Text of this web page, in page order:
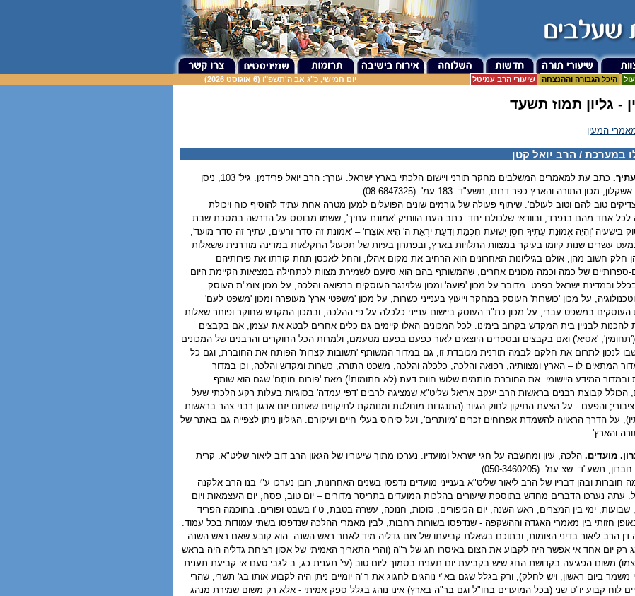
יום חמישי, כ"ג אב ה'תשפ"ו (6 אוגוסט 2026) היכל הגבורה וההנצחה שיעורי הרב עמיטל
- גליון תמוז תשעד
המעין
במערכת / הרב יואל קטן
כתב עת למאמרים המשלבים מחקר תורני ויישום הלכתי בארץ ישראל. עורך: הרב יואל פרידמן. גיל' 103, ניסן
מכון התורה והארץ כפר דרום, תשע"ד. 183 עמ'. (08-6847325)
טוב להם וטוב לעולם'. שיתוף פעולה של גורמים שונים הפועלים למען מטרה אחת עתיד להוסיף כוח ויכולת
לכל אחד מהם בנפרד, ובוודאי שלכולם יחד. כתב העת הוותיק 'אמונת עתיך', ששמו מבוסס על הדרשה במסכת שבת
בישעיה 'וְהָיָה אֱמוּנַת עִתֶּיךָ חֹסֶן יְשׁוּעֹת חָכְמַת וָדָעַת יִרְאַת ה' הִיא אוֹצָרוֹ' – 'אמונת זה סדר זרעים, עתיך זה סדר מועד',
עשרים שנות קיומו בעיקר במצוות התלויות בארץ, ובפתרון בעיות של תפעול החקלאות במדינה מודרנית ששאלות
חלק חשוב מהן; אולם בגיליונות האחרונים הוא הרחיב את מקום אהלו, והחל לאכסן תחת קורתו את פירותיהם
ספרותיים של כמה וכמה מכונים אחרים, שהמשותף בהם הוא סיועם לשמירת מצוות לכתחילה במציאות הקיימת היום
ובמדינת ישראל בפרט. מדובר על מכון 'פועה' ומכון שלזינגר העוסקים ברפואה והלכה, על מכון צומ"ת העוסק
על מכון 'כושרות' העוסק במחקר וייעוץ בענייני כשרות, על מכון 'משפטי ארץ' מעופרה ומכון 'משפט לעם'
העוסקים במשפט עברי, על מכון כת"ר העוסק ביישום ענייני כלכלה על פי ההלכה, ובמכון המקדש שחוקר ופותר שאלות
להכנות לבניין בית המקדש בקרוב בימינו. לכל המכונים האלו קיימים גם כלים אחרים לבטא את עצמן, אם בקבצים
'אסיא') ואם בקבצים ובספרים היוצאים לאור כפעם בפעם מטעמם, ולמרות הכל החוקרים והרבנים של המכונים
לנכון לתרום את חלקם לבמה תורנית מכובדת זו, גם במדור המשותף 'תשובות קצרות' הפותח את החוברת, וגם כל
המתאים לו – הארץ ומצוותיה, רפואה והלכה, כלכלה והלכה, משפט התורה, כשרות ומקדש והלכה, וכן במדור
ובמדור המידע היישומי. את החוברת חותמים שלוש חוות דעת (לא חתומות!) מאת 'פורום חותָם' שגם הוא שותף
הכולל קבוצת רבנים בראשות הרב יעקב אריאל שליט"א שמציגה לרבים 'דפי עמדה' בסוגיות בעלות רקע הלכתי שעל
והפעם - על הצעת התיקון לחוק הגיור (התנגדות מוחלטת ומנומקת לתיקונים שאותם יזם ארגון רבני צהר בראשות
על הדרך הראויה להשמדת אפרוחים זכרים 'מיותרים', ועל סירוס בעלי חיים ועיקורם. הגיליון ניתן לצפייה גם באתר של
והארץ'.
מועדים. הלכה, עיון ומחשבה על חגי ישראל ומועדיו. נערכו מתוך שיעוריו של הגאון הרב דוב ליאור שליט"א. קרית
תשע"ד. שצ עמ'. (050-3460205)
חוברות ובהן דבריו של הרב ליאור שליט"א בענייני מועדים נדפסו בשנים האחרונות, רובן נערכו ע"י בנו הרב אלקנה
עתה נערכו הדברים מחדש בתוספת שיעורים בהלכות המועדים בתריסר מדורים – יום טוב, פסח, יום העצמאות ויום
שבועות, ימי בין המצרים, ראש השנה, יום הכיפורים, סוכות, חנוכה, עשרה בטבת, ט"ו בשבט ופורים. בחוכמה הפריד
חזותי בין מאמרי האגדה וההשקפה - שנדפסו בשורות רחבות, לבין מאמרי ההלכה שנדפסו בשתי עמודות בכל עמוד.
דן הרב ליאור בדיני הצומות, ובתוכם בשאלת קביעתו של צום גדליה מיד לאחר ראש השנה. הוא קובע שאם ראש השנה
רק יום אחד אי אפשר היה לקבוע את הצום באיסרו חג של ר"ה (והרי התאריך האמיתי של אסון רציחת גדליה היה בראש
משום הפגיעה בקדושת החג שיש בקביעת יום תענית בסמוך ליום טוב (עי' תענית כג, ב לגבי טעם אי קביעת תענית
משמר ביום ראשון; ויש לחלק), ורק בגלל שגם בא"י נוהגים לחגוג את ר"ה יומיים ניתן היה לקבוע אותו בג' תשרי, שהרי
לוח קבוע יו"ט שני (בכל המועדים בחו"ל וגם בר"ה בארץ) אינו נוהג בגלל ספק אמיתי - אלא רק משום שמירת מנהג